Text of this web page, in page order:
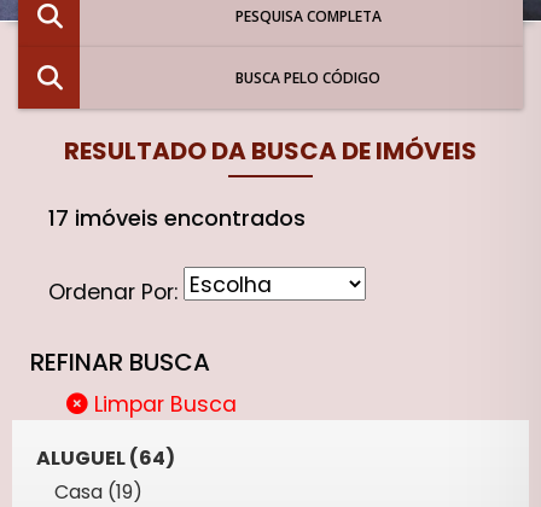
PESQUISA COMPLETA
BUSCA PELO CÓDIGO
RESULTADO DA BUSCA DE IMÓVEIS
17 imóveis encontrados
Ordenar Por:
REFINAR BUSCA
Limpar Busca
ALUGUEL (64)
Casa (19)